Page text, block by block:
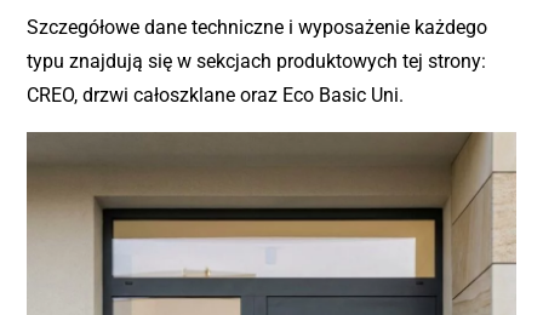
Szczegółowe dane techniczne i wyposażenie każdego
typu znajdują się w sekcjach produktowych tej strony:
CREO, drzwi całoszklane oraz Eco Basic Uni.